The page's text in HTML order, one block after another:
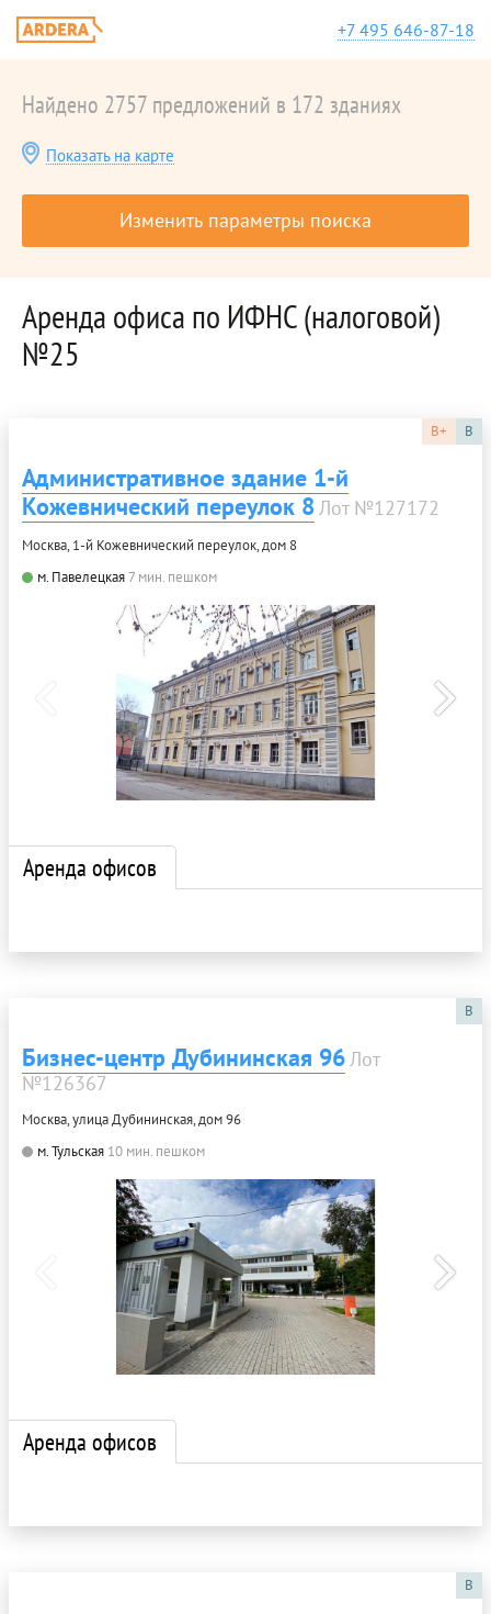
+7 495 646-87-18
Найдено 2757 предложений в 172 зданиях
Показать на карте
Изменить параметры поиска
Аренда офиса по ИФНС (налоговой)
№25
B+ B
Административное здание 1-й
Кожевнический переулок 8Лот №127172
Москва, 1-й Кожевнический переулок, дом 8
м. Павелецкая 7 мин. пешком
Аренда офисов
B
Бизнес-центр Дубининская 96Лот
№126367
Москва, улица Дубининская, дом 96
м. Тульская 10 мин. пешком
Аренда офисов
B